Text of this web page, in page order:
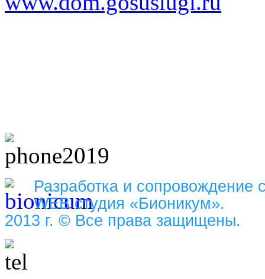
Разработка и сопровождение
WEB студия «Бионикум».
2013 г. © Все права защищены.